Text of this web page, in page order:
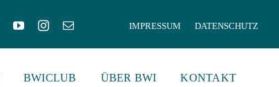
IMPRESSUM DATENSCHUTZ
BWICLUB ÜBER BWI KONTAKT